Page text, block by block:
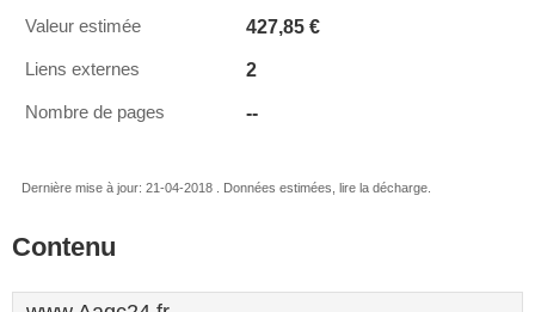
Valeur estimée 427,85 €
Liens externes 2
Nombre de pages --
Dernière mise à jour: 21-04-2018 . Données estimées, lire la décharge.
Contenu